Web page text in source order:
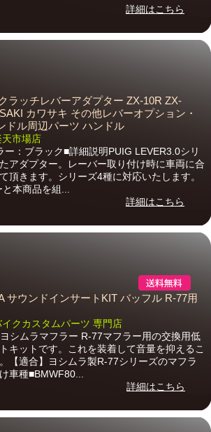
詳細はこちら
ラッチレバーアダプター ZX-10R ZX-
カワサキ その他レバーオプション・
ドル周辺パーツ ハンドル
市場店
ー：ブラック■詳細説明PUIG LEVER3.0シリ
アダプター。レーバー取り付け時に車両に合
頂きます。シリーズ4種に対応いたします。
本商品を組...
詳細はこちら
サウンドインサートKIT バッフル R-77用
クカスタムパーツ 専門店
ヨシムラマフラー R-77マフラー用の交換用低
キットです。これを装着して音量を抑えるこ
【適合】ヨシムラ製R-77シリーズのマフラ
車種■BMWF80...
詳細はこちら